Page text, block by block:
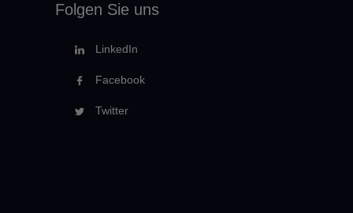
Folgen Sie uns
LinkedIn
Facebook
Twitter